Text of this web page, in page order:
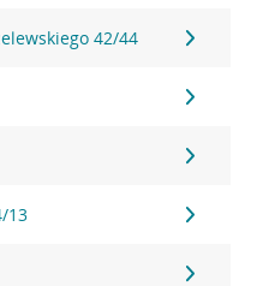
42/44
13